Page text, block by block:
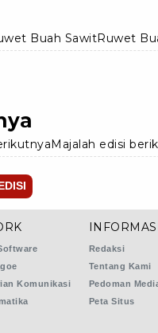
Buah SawitRuwet
edisi
Komunikasi
Redaksi
Tentang Kami
Pedoman
Peta Situs